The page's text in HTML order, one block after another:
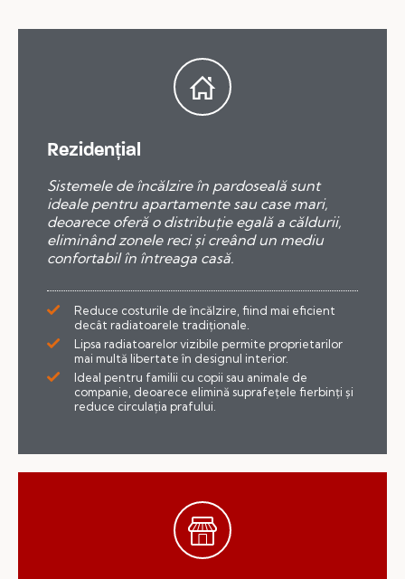
Rezidențial
Sistemele de încălzire în pardoseală sunt
ideale pentru apartamente sau case mari,
deoarece oferă o distribuție egală a căldurii,
eliminând zonele reci și creând un mediu
confortabil în întreaga casă.
Reduce costurile de încălzire, fiind mai eficient
decât radiatoarele tradiționale.
Lipsa radiatoarelor vizibile permite proprietarilor
mai multă libertate în designul interior.
Ideal pentru familii cu copii sau animale de
companie, deoarece elimină suprafețele fierbinți și
reduce circulația prafului.